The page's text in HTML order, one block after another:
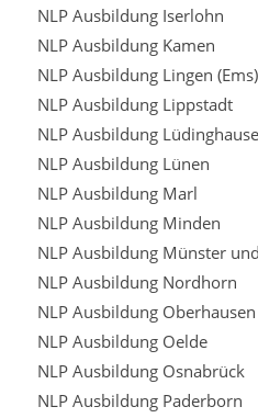
NLP Ausbildung Iserlohn
NLP Ausbildung Kamen
NLP Ausbildung Lingen (Ems)
NLP Ausbildung Lippstadt
NLP Ausbildung
NLP Ausbildung Lünen
NLP Ausbildung Marl
NLP Ausbildung Minden
NLP Ausbildung Münster
NLP Ausbildung Nordhorn
NLP Ausbildung Oberhausen
NLP Ausbildung Oelde
NLP Ausbildung Osnabrück
NLP Ausbildung Paderborn